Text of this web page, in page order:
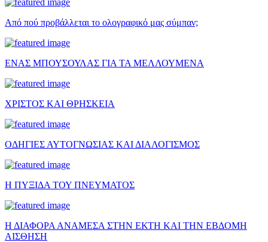
Από πού προβάλλεται το ολογραφικό μας σύμπαν;
ΕΝΑΣ ΜΠΟΥΣΟΥΛΑΣ ΓΙΑ ΤΑ ΜΕΛΛΟΥΜΕΝΑ
ΧΡΙΣΤΟΣ ΚΑΙ ΘΡΗΣΚΕΙΑ
ΟΔΗΓΙΕΣ ΑΥΤΟΓΝΩΣΙΑΣ ΚΑΙ ΔΙΑΛΟΓΙΣΜΟΣ
Η ΠΥΞΙΔΑ ΤΟΥ ΠΝΕΥΜΑΤΟΣ
Η ΔΙΑΦΟΡΑ ΑΝΑΜΕΣΑ ΣΤΗΝ ΕΚΤΗ ΚΑΙ ΤΗΝ ΕΒΔΟΜΗ
ΑΙΣΘΗΣΗ